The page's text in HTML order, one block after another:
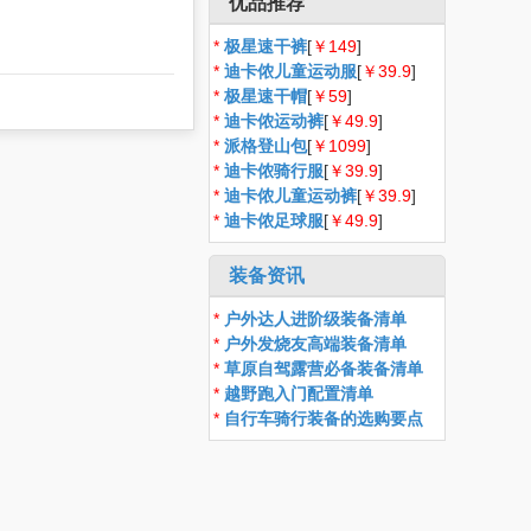
* 极星速干裤[￥149]
* 迪卡侬儿童运动服[￥39.9]
* 极星速干帽[￥59]
* 迪卡侬运动裤[￥49.9]
* 派格登山包[￥1099]
* 迪卡侬骑行服[￥39.9]
* 迪卡侬儿童运动裤[￥39.9]
* 迪卡侬足球服[￥49.9]
装备资讯
* 户外达人进阶级装备清单
* 户外发烧友高端装备清单
* 草原自驾露营必备装备清单
* 越野跑入门配置清单
* 自行车骑行装备的选购要点